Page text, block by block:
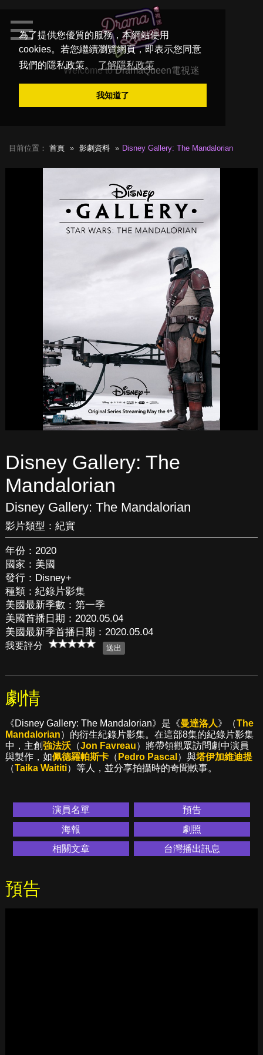
為了提供您優質的服務，本網站使用
cookies。若您繼續瀏覽網頁，即表示您同意
我們的隱私政策。
了解隱私政策
我知道了
Welcome toDramaQueen電視迷
目前位置： 首頁 影劇資料 Disney Gallery: The Mandalorian
Disney Gallery: The
Mandalorian
Disney Gallery: The Mandalorian
影片類型： 紀實
年份：2020
國家：美國
發行：Disney+
種類：紀錄片影集
美國最新季數：第一季
美國首播日期：2020.05.04
美國最新季首播日期：2020.05.04
我要評分
劇情
《Disney Gallery: The Mandalorian》是《曼達洛人》（The
Mandalorian）的衍生紀錄片影集。在這部8集的紀錄片影集
中，主創強法沃（Jon Favreau）將帶領觀眾訪問劇中演員
與製作，如佩德羅帕斯卡（ Pedro Pascal ）與塔伊加維迪提
（Taika Waititi）等人，並分享拍攝時的奇聞軼事。
演員名單
預告
海報
劇照
相關文章
台灣播出訊息
預告